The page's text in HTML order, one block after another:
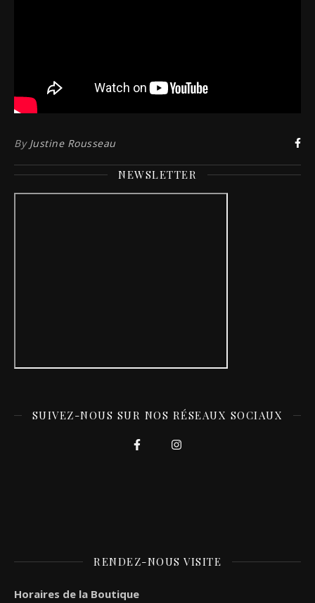
By Justine Rousseau
NEWSLETTER
SUIVEZ-NOUS SUR NOS RÉSEAUX SOCIAUX
RENDEZ-NOUS VISITE
Horaires de la Boutique